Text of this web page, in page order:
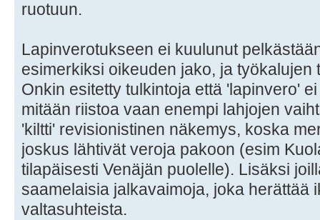
ruotuun.
Lapinverotukseen ei kuulunut
esimerkiksi oikeuden jako, ja työkalujen
Onkin esitetty tulkintoja että 'lapinvero'
mitään riistoa vaan enempi lahjojen
'kiltti' revisionistinen näkemys, koska
joskus lähtivät veroja pakoon (esim
tilapäisesti Venäjän puolelle). Lisäksi
saamelaisia jalkavaimoja, joka herättää
valtasuhteista.